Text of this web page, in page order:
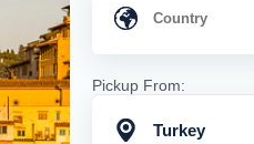
Pickup From:
Turkey